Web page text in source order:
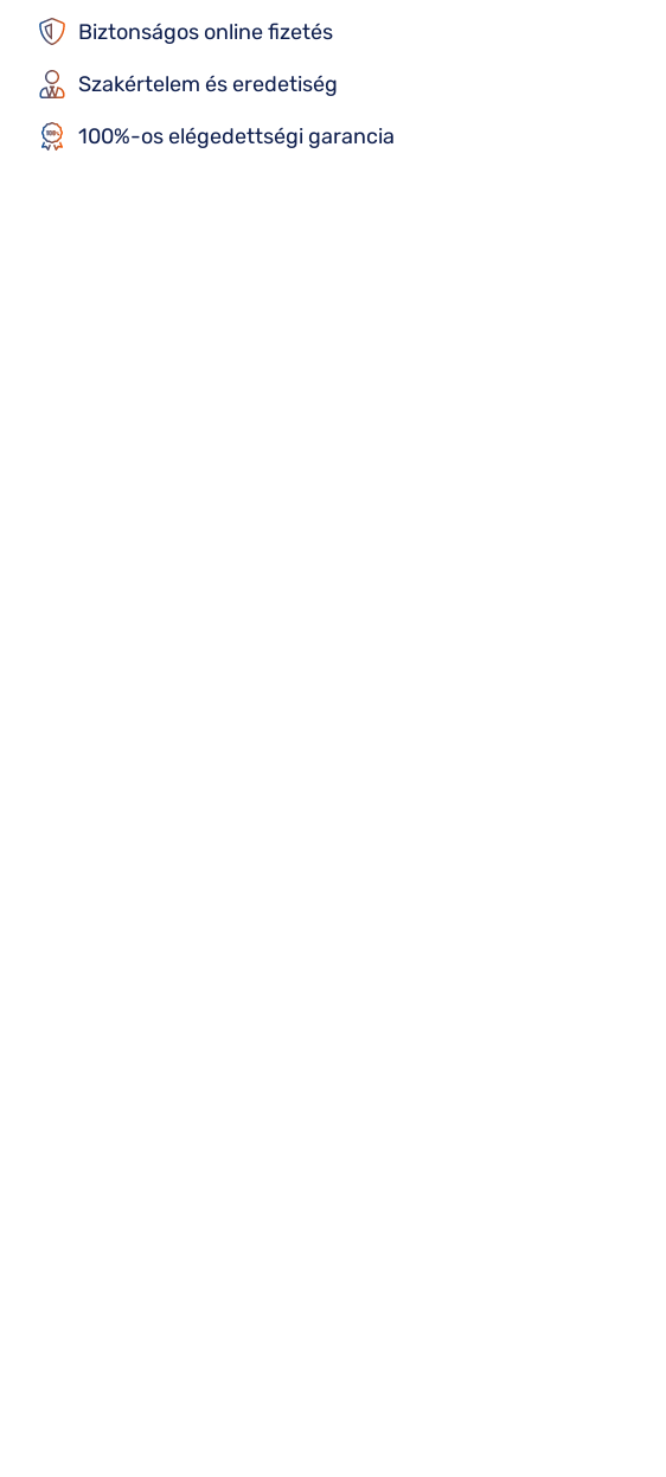
Biztonságos online fizetés
Szakértelem és eredetiség
100%-os elégedettségi garancia